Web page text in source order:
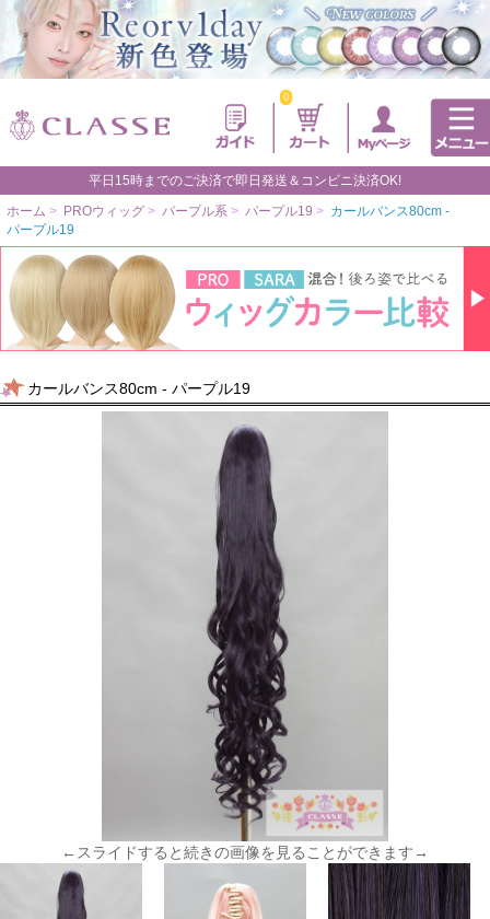
0
平日15時までのご決済で即日発送＆コンビニ決済OK!
ホーム > PROウィッグ > パープル系 > パープル19 > カールバンス80cm -
パープル19
カールバンス80cm - パープル19
←スライドすると続きの画像を見ることができます→